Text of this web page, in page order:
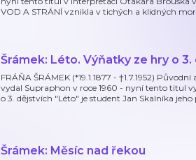
VOD A STRÁNÍ vznikla v tichých a klidných
Šrámek: Léto. Výňatky ze hry o 3.
FRÁŇA ŠRÁMEK (*19.1.1877 - †1.7.1952)
vydal Supraphon v roce 1960 - nyní tento titul
o 3. dějstvích "Léto" je student Jan Skalníka
Šrámek: Měsíc nad řekou